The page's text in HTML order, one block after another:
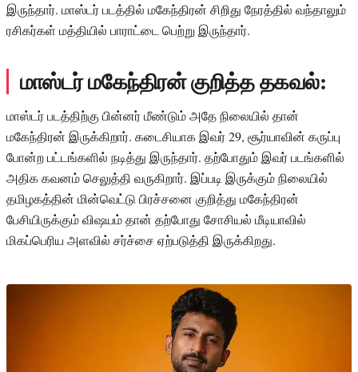
இருந்தார். மாஸ்டர் படத்தில் மகேந்திரன் சிறிது நேரத்தில் வந்தாலும்
ரசிகர்கள் மத்தியில் பாராட்டை பெற்று இருந்தார்.
மாஸ்டர் மகேந்திரன் குறித்த தகவல்:
மாஸ்டர் படத்திற்கு பின்னர் மீண்டும் அதே நிலையில் தான்
மகேந்திரன் இருக்கிறார். கடைசியாக இவர் 29, சூர்யாவின் கருப்பு
போன்ற பட்டங்களில் நடித்து இருந்தார். தற்போதும் இவர் படங்களில்
அதிக கவனம் செலுத்தி வருகிறார். இப்படி இருக்கும் நிலையில்
தமிழகத்தின் மின்வெட்டு பிரச்சனை குறித்து மகேந்திரன்
பேசியிருக்கும் விஷயம் தான் தற்போது சோசியல் மீடியாவில்
மிகப்பெரிய அளவில் சர்ச்சை ஏற்படுத்தி இருக்கிறது.